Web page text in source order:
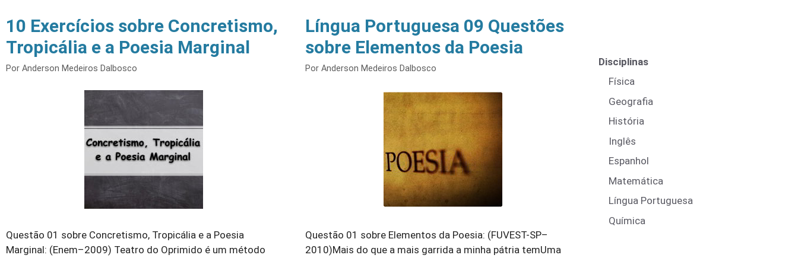
10 Exercícios sobre Concretismo,
Tropicália e a Poesia Marginal
Por Anderson Medeiros Dalbosco
Questão 01 sobre Concretismo, Tropicália e a Poesia
Marginal: (Enem–2009) Teatro do Oprimido é um método
Língua Portuguesa 09 Questões
sobre Elementos da Poesia
Por Anderson Medeiros Dalbosco
Questão 01 sobre Elementos da Poesia: (FUVEST-SP–
2010)Mais do que a mais garrida a minha pátria temUma
Disciplinas
Física
Geografia
História
Inglês
Espanhol
Matemática
Língua Portuguesa
Química